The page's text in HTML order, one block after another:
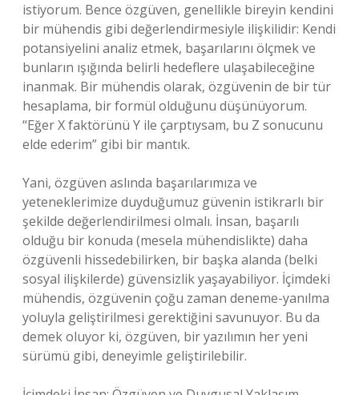
istiyorum. Bence özgüven, genellikle bireyin kendini
bir mühendis gibi değerlendirmesiyle ilişkilidir: Kendi
potansiyelini analiz etmek, başarılarını ölçmek ve
bunların ışığında belirli hedeflere ulaşabileceğine
inanmak. Bir mühendis olarak, özgüvenin de bir tür
hesaplama, bir formül olduğunu düşünüyorum.
“Eğer X faktörünü Y ile çarptıysam, bu Z sonucunu
elde ederim” gibi bir mantık.
Yani, özgüven aslında başarılarımıza ve
yeteneklerimize duyduğumuz güvenin istikrarlı bir
şekilde değerlendirilmesi olmalı. İnsan, başarılı
olduğu bir konuda (mesela mühendislikte) daha
özgüvenli hissedebilirken, bir başka alanda (belki
sosyal ilişkilerde) güvensizlik yaşayabiliyor. İçimdeki
mühendis, özgüvenin çoğu zaman deneme-yanılma
yoluyla geliştirilmesi gerektiğini savunuyor. Bu da
demek oluyor ki, özgüven, bir yazılımın her yeni
sürümü gibi, deneyimle geliştirilebilir.